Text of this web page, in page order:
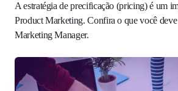
A estratégia de precificação (pricing) é um
Product Marketing. Confira o que você
Marketing Manager.